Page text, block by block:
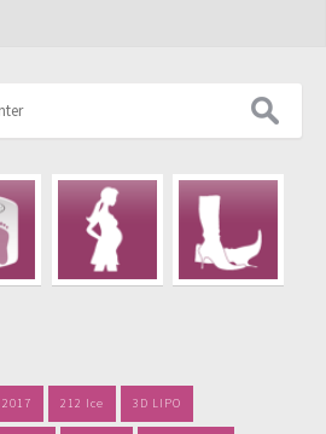
2017 212 Ice 3D LIPO